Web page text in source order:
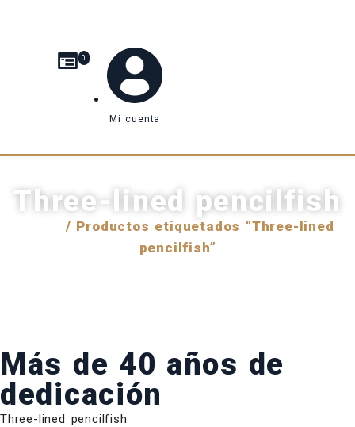
0
Mi cuenta
Three-lined pencilfish
/ Productos etiquetados “Three-lined
pencilfish”
Más de 40 años de
dedicación
Three-lined pencilfish